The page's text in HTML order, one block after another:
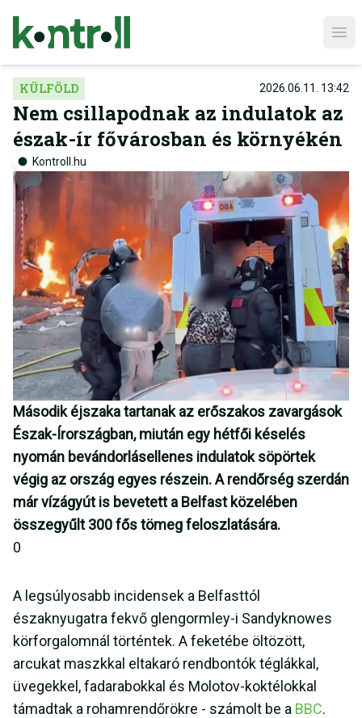
KÜLFÖLD 2026.06.11. 13:42
Nem csillapodnak az indulatok az
észak-ír fővárosban és környékén
Kontroll.hu
Második éjszaka tartanak az erőszakos zavargások
Észak-Írországban, miután egy hétfői késelés
nyomán bevándorlásellenes indulatok söpörtek
végig az ország egyes részein. A rendőrség szerdán
már vízágyút is bevetett a Belfast közelében
összegyűlt 300 fős tömeg feloszlatására.
0
A legsúlyosabb incidensek a Belfasttól
északnyugatra fekvő glengormley-i Sandyknowes
körforgalomnál történtek. A feketébe öltözött,
arcukat maszkkal eltakaró rendbontók téglákkal,
üvegekkel, fadarabokkal és Molotov-koktélokkal
támadtak a rohamrendőrökre - számolt be a BBC.